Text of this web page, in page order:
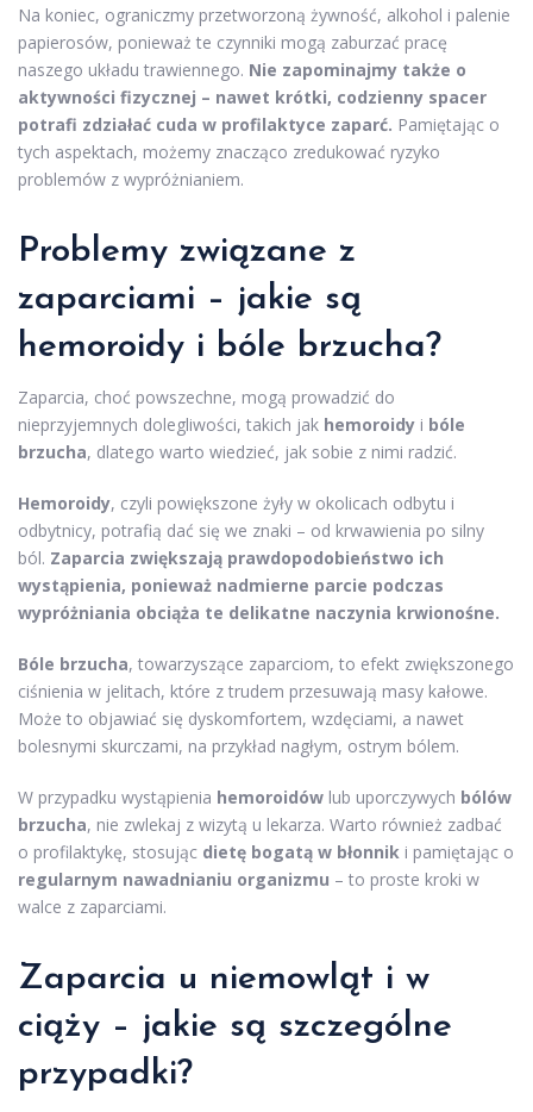
Na koniec, ograniczmy przetworzoną żywność, alkohol i palenie
papierosów, ponieważ te czynniki mogą zaburzać pracę
naszego układu trawiennego. Nie zapominajmy także o
aktywności fizycznej – nawet krótki, codzienny spacer
potrafi zdziałać cuda w profilaktyce zaparć. Pamiętając o
tych aspektach, możemy znacząco zredukować ryzyko
problemów z wypróżnianiem.
Problemy związane z
zaparciami – jakie są
hemoroidy i bóle brzucha?
Zaparcia, choć powszechne, mogą prowadzić do
nieprzyjemnych dolegliwości, takich jak hemoroidy i bóle
brzucha, dlatego warto wiedzieć, jak sobie z nimi radzić.
Hemoroidy, czyli powiększone żyły w okolicach odbytu i
odbytnicy, potrafią dać się we znaki – od krwawienia po silny
ból. Zaparcia zwiększają prawdopodobieństwo ich
wystąpienia, ponieważ nadmierne parcie podczas
wypróżniania obciąża te delikatne naczynia krwionośne.
Bóle brzucha, towarzyszące zaparciom, to efekt zwiększonego
ciśnienia w jelitach, które z trudem przesuwają masy kałowe.
Może to objawiać się dyskomfortem, wzdęciami, a nawet
bolesnymi skurczami, na przykład nagłym, ostrym bólem.
W przypadku wystąpienia hemoroidów lub uporczywych bólów
brzucha, nie zwlekaj z wizytą u lekarza. Warto również zadbać
o profilaktykę, stosując dietę bogatą w błonnik i pamiętając o
regularnym nawadnianiu organizmu – to proste kroki w
walce z zaparciami.
Zaparcia u niemowląt i w
ciąży – jakie są szczególne
przypadki?